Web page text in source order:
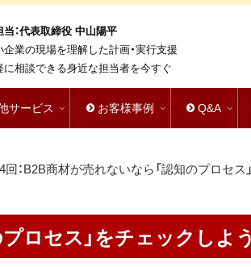
当：代表取締役 中山陽平
企業の現場を理解した計画・実行支援
に相談できる身近な担当者を今すぐ
サービス お客様事例 Q&A
回：B2B商材が売れないなら「認知のプロセス
ロセス」をチェックしよう